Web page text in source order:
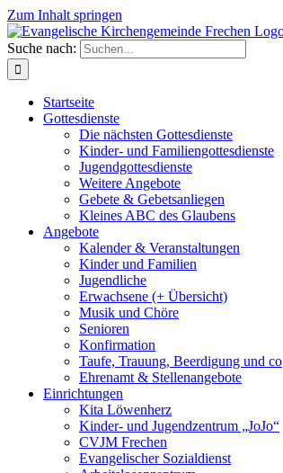
Zum Inhalt springen
Suche nach:
Startseite
Gottesdienste
Die nächsten Gottesdienste
Kinder- und Familiengottesdienste
Jugendgottesdienste
Weitere Angebote
Gebete & Gebetsanliegen
Kleines ABC des Glaubens
Angebote
Kalender & Veranstaltungen
Kinder und Familien
Jugendliche
Erwachsene (+ Übersicht)
Musik und Chöre
Senioren
Konfirmation
Taufe, Trauung, Beerdigung und co
Ehrenamt & Stellenangebote
Einrichtungen
Kita Löwenherz
Kinder- und Jugendzentrum „JoJo“
CVJM Frechen
Evangelischer Sozialdienst